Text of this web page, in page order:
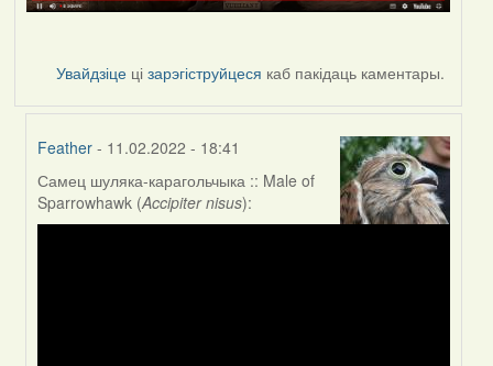
Увайдзіце цізарэгіструйцеся каб пакідаць каментары.
Feather - 11.02.2022 - 18:41
In
reply
Самец шуляка-карагольчыка :: Male of
Sparrowhawk (Accipiter nisus):